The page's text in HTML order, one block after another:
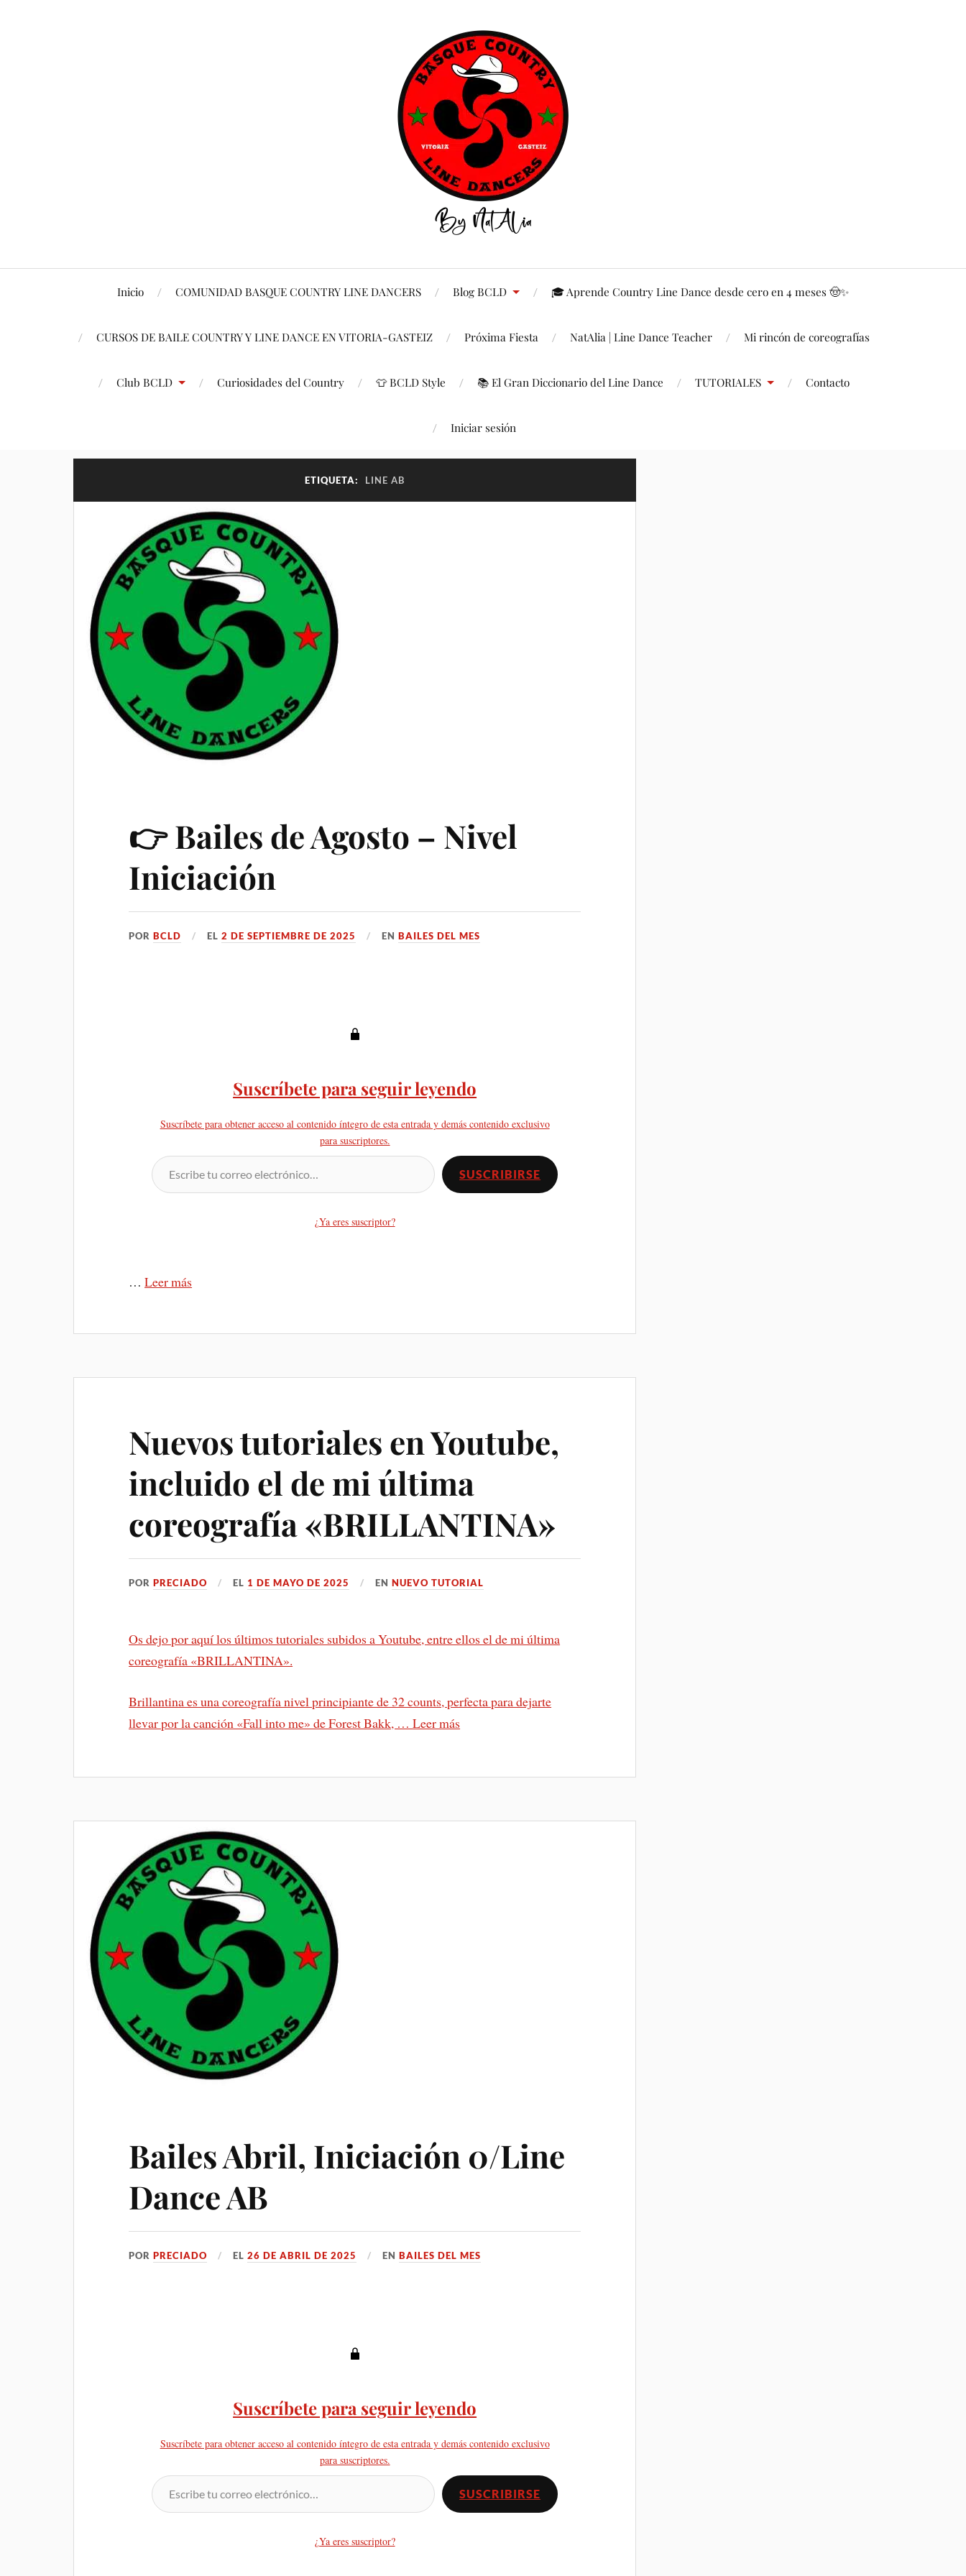
Inicio COMUNIDAD BASQUE COUNTRY LINE DANCERS Blog BCLD 🎓 Aprende Country Line Dance desde cero en 4 meses 🤠✨
CURSOS DE BAILE COUNTRY Y LINE DANCE EN VITORIA-GASTEIZ Próxima Fiesta NatAlia | Line Dance Teacher Mi rincón de coreografías
Club BCLD Curiosidades del Country 👕 BCLD Style 📚 El Gran Diccionario del Line Dance TUTORIALES Contacto
Iniciar sesión
ETIQUETA: LINE AB
👉 Bailes de Agosto – Nivel
Iniciación
PORBCLD EL2 DE SEPTIEMBRE DE 2025 ENBAILES DEL MES
Suscríbete para seguir leyendo
Suscríbete para obtener acceso al contenido íntegro de esta entrada y demás contenido exclusivo
para suscriptores.
SUSCRIBIRSE
¿Ya eres suscriptor?
…Leer más
Nuevos tutoriales en Youtube,
incluido el de mi última
coreografía «BRILLANTINA»
PORPRECIADO EL 1 DE MAYO DE 2025 ENNUEVO TUTORIAL
Os dejo por aquí los últimos tutoriales subidos a Youtube, entre ellos el de mi última
coreografía «BRILLANTINA».
Brillantina es una coreografía nivel principiante de 32 counts, perfecta para dejarte
llevar por la canción «Fall into me» de Forest Bakk, …Leer más
Bailes Abril, Iniciación 0/Line
Dance AB
PORPRECIADO EL26 DE ABRIL DE 2025 ENBAILES DEL MES
Suscríbete para seguir leyendo
Suscríbete para obtener acceso al contenido íntegro de esta entrada y demás contenido exclusivo
para suscriptores.
SUSCRIBIRSE
¿Ya eres suscriptor?